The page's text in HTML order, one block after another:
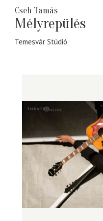
Cseh Tamás
Mélyrepülés
Temesvár Stúdió